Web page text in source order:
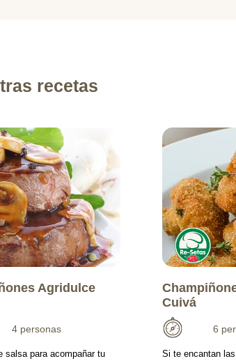
recetas
Agridulce
4 personas
salsa para acompañar tu
Cuivá
6
Si te encantan